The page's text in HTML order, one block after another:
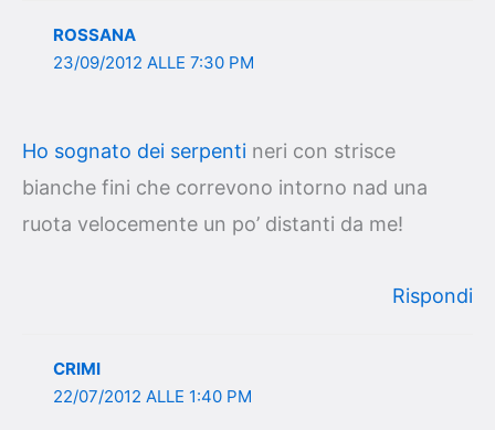
ROSSANA
23/09/2012 ALLE 7:30 PM
Ho sognato dei serpenti neri con strisce
bianche fini che correvono intorno nad una
ruota velocemente un po’ distanti da me!
Rispondi
CRIMI
22/07/2012 ALLE 1:40 PM